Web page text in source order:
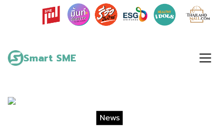
Smart SME
Search
News